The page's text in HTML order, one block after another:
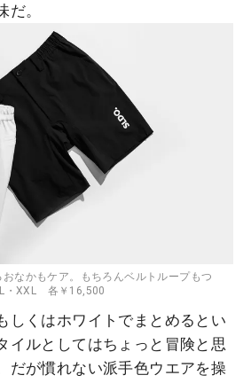
。
なかもケア。もちろんベルトループもつ
・XXL 各￥16,500
しくはホワイトでまとめるとい
イルとしてはちょっと冒険と思
だが慣れない派手色ウエアを操